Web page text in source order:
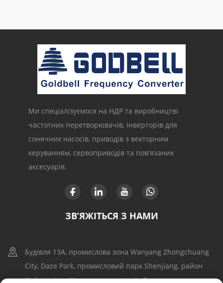
Ми спеціалізуємося на НДР та виробництві
частотних перетворювачів, інверторів для
сонячних насосів, приводів з векторним
керуванням, сервоприводів та пов'язаних
аксесуарів.
ЗВ’ЯЖІТЬСЯ З НАМИ
Будівля 13A, промислова зона Wanyang Zhongchuang
City, Daze Park, промисловий парк Shenjiang, район
Xinhui, місто Цзянмэнь, провінція Гуандун